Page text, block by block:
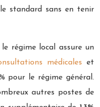
standard sans en tenir
régime local assure un
médicales et
pour le régime général.
autres postes de